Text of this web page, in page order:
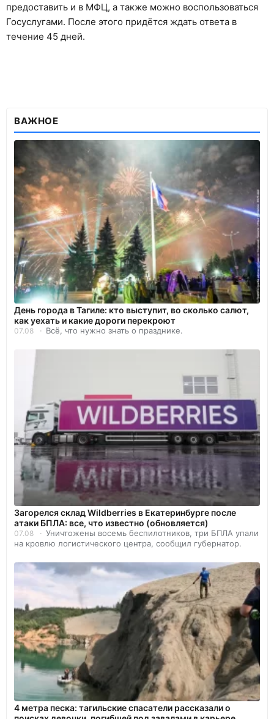
предоставить и в МФЦ, а также можно воспользоваться
Госуслугами. После этого придётся ждать ответа в
течение 45 дней.
ВАЖНОЕ
День города в Тагиле: кто выступит, во сколько салют,
как уехать и какие дороги перекроют
07.08 Всё, что нужно знать о празднике.
Загорелся склад Wildberries в Екатеринбурге после
атаки БПЛА: все, что известно (обновляется)
07.08
Уничтожены восемь беспилотников, три БПЛА упали
на кровлю логистического центра, сообщил губернатор.
4 метра песка: тагильские спасатели рассказали о